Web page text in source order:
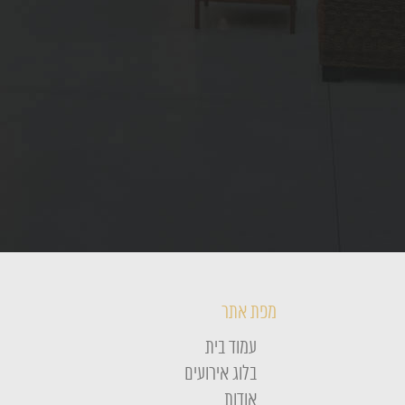
מפת אתר
עמוד בית
בלוג אירועים
אודות